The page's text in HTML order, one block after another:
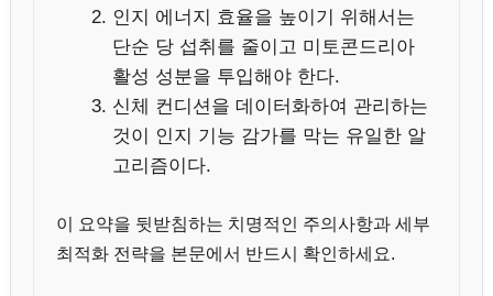
인지 에너지 효율을 높이기 위해서는
단순 당 섭취를 줄이고 미토콘드리아
활성 성분을 투입해야 한다.
신체 컨디션을 데이터화하여 관리하는
것이 인지 기능 감가를 막는 유일한 알
고리즘이다.
이 요약을 뒷받침하는 치명적인 주의사항과 세부
최적화 전략을 본문에서 반드시 확인하세요.